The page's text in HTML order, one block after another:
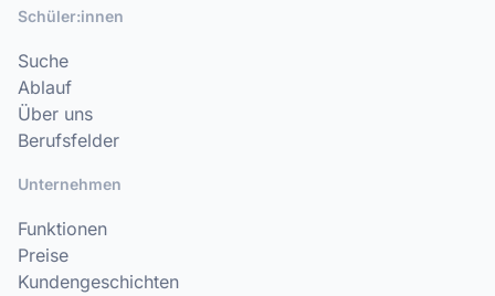
Schüler:innen
Suche
Ablauf
Über uns
Berufsfelder
Unternehmen
Funktionen
Preise
Kundengeschichten